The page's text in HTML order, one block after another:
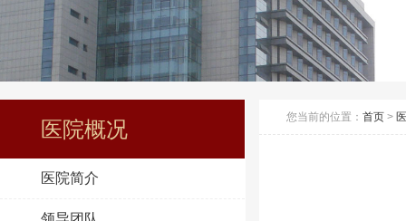
医院概况
医院简介
您当前的位置： 首页 >